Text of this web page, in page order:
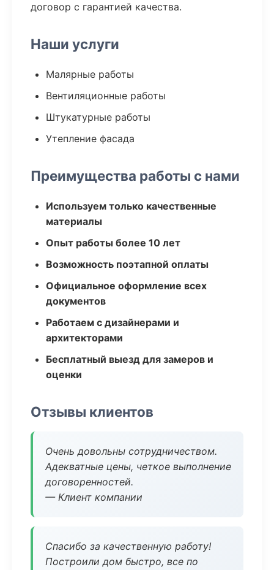
договор с гарантией качества.
Наши услуги
Малярные работы
Вентиляционные работы
Штукатурные работы
Утепление фасада
Преимущества работы с нами
Используем только качественные
материалы
Опыт работы более 10 лет
Возможность поэтапной оплаты
Официальное оформление всех
документов
Работаем с дизайнерами и
архитекторами
Бесплатный выезд для замеров и
оценки
Отзывы клиентов
Очень довольны сотрудничеством.
Адекватные цены, четкое выполнение
договоренностей.
— Клиент компании
Спасибо за качественную работу!
Построили дом быстро, все по